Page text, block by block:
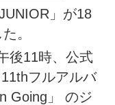
」が18
。
後11時、公式
フルアルバ
Going」 のジ